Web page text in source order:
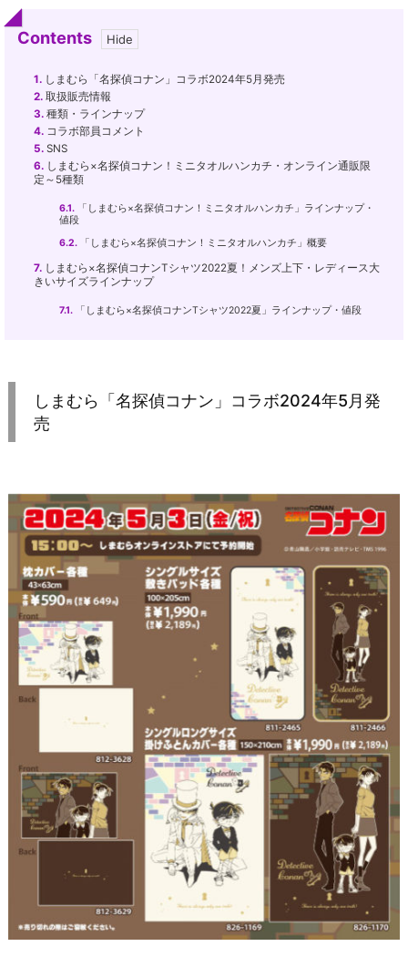
Contents
1. しまむら「名探偵コナン」コラボ2024年5月発売
2. 取扱販売情報
3. 種類・ラインナップ
4. コラボ部員コメント
5. SNS
6. しまむら×名探偵コナン！ミニタオルハンカチ・オンライン通販限
定～5種類
6.1. 「しまむら×名探偵コナン！ミニタオルハンカチ」ラインナップ・
値段
6.2. 「しまむら×名探偵コナン！ミニタオルハンカチ」概要
7. しまむら×名探偵コナンTシャツ2022夏！メンズ上下・レディース大
きいサイズラインナップ
7.1. 「しまむら×名探偵コナンTシャツ2022夏」ラインナップ・値段
しまむら「名探偵コナン」コラボ2024年5月発
売